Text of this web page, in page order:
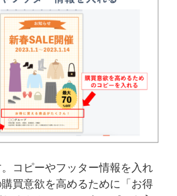
コピーやフッター情報を入れ
買意欲を高めるために「お得